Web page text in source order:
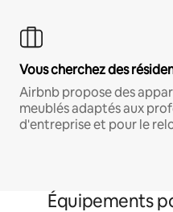
Vous cherchez des
Airbnb propose des
meublés adaptés aux
d'entreprise et pour le
Équipements